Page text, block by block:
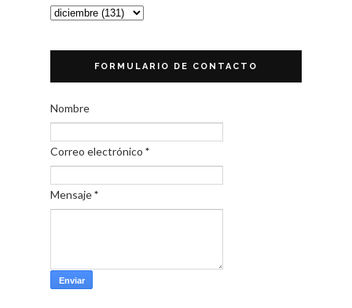
FORMULARIO DE CONTACTO
Nombre
Correo electrónico *
Mensaje*